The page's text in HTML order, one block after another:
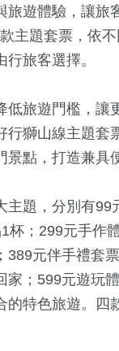
旅遊體驗，讓
主題套票，依
旅客選擇。
旅遊門檻，讓
行獅山線主題
點，打造兼具
主題，分別有
杯；299元手作
389元伴手禮套
家；599元遊玩
的特色旅遊。四